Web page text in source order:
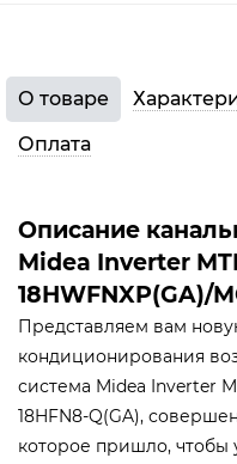
О товаре
Оплата
Описание
Midea Inverter
18HWFNXP(GA)/
Представляем вам
кондиционирования
система Midea Inverter
18HFN8-Q(GA),
которое пришло, чтобы